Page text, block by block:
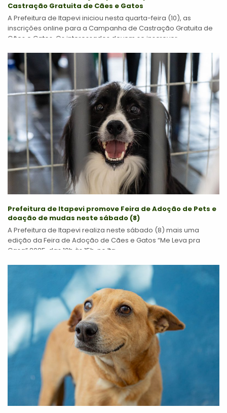
Castração Gratuita de Cães e Gatos
A Prefeitura de Itapevi iniciou nesta quarta-feira (10), as
inscrições online para a Campanha de Castração Gratuita de
Cães e Gatos. Os interessados devem se inscrever
https://app.itapevi.sp.gov.br/castracaonew/...
Prefeitura de Itapevi promove Feira de Adoção de Pets e
doação de mudas neste sábado (8)
A Prefeitura de Itapevi realiza neste sábado (8) mais uma
edição da Feira de Adoção de Cães e Gatos “Me Leva pra
Casa” 2025, das 10h às 15h, no Ita...